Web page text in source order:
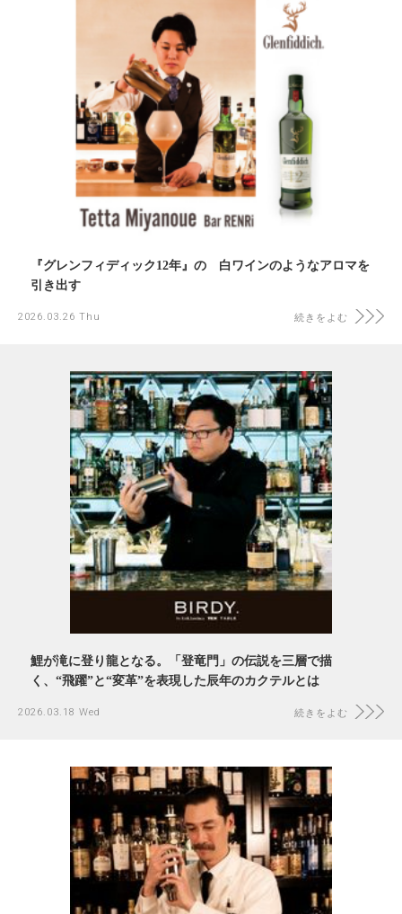
『グレンフィディック12年』の 白ワインのようなアロマを
引き出す
2026.03.26 Thu 続きをよむ
鯉が滝に登り龍となる。「登竜門」の伝説を三層で描
く、“飛躍”と“変革”を表現した辰年のカクテルとは
2026.03.18 Wed 続きをよむ